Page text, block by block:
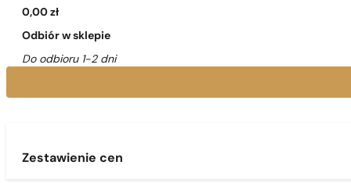
0,00 zł
Odbiór w sklepie
Do odbioru 1-2 dni
Zestawienie cen